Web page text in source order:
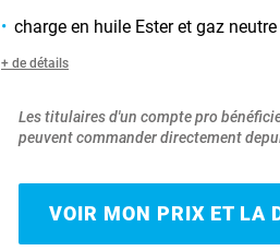
charge en huile Ester et gaz neutre
+ de détails
Les titulaires d'un compte pro
peuvent commander directement
VOIR MON PRIX ET LA